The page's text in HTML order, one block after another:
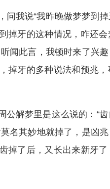
问我说“我昨晚做梦梦到
掉牙的这种情况，咋还
闻此言，我顿时来了兴
掉牙的多种说法和预兆
解梦里是这么说的：“
名其妙地就掉了，是凶
掉了后，又长出来新牙